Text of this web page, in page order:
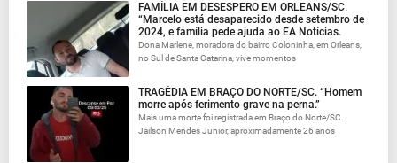
FAMÍLIA EM DESESPERO EM ORLEANS/SC.
“Marcelo está desaparecido desde setembro de
2024, e família pede ajuda ao EA Notícias.
Dona Marlene, moradora do bairro Coloninha, em Orleans,
no Sul de Santa Catarina, vive momentos
TRAGÉDIA EM BRAÇO DO NORTE/SC. “Homem
morre após ferimento grave na perna.”
Mais uma morte foi registrada em Braço do Norte/SC.
Jailson Mendes Junior, aproximadamente 26 anos